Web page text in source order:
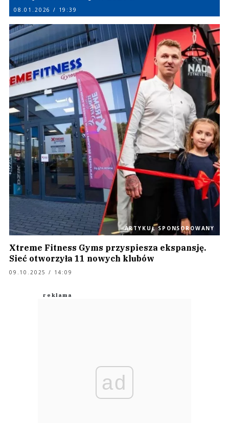
08.01.2026 / 19:39
ARTYKUŁ SPONSOROWANY
Xtreme Fitness Gyms przyspiesza ekspansję.
Sieć otworzyła 11 nowych klubów
09.10.2025 / 14:09
ad